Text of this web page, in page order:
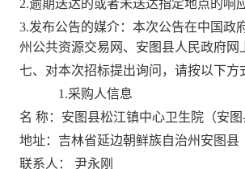
2.逾期送达的或者未送达指定地点的响
3.发布公告的媒介：本次公告在中国政
州公共资源交易网 、 安图县人民政府网
七、对本次招标提出询问，请按以下方
1.采购人信息
名 称： 安图县松江镇中心卫生院（安
地址： 吉林省延边朝鲜族自治州安图县
联系人：
尹永刚